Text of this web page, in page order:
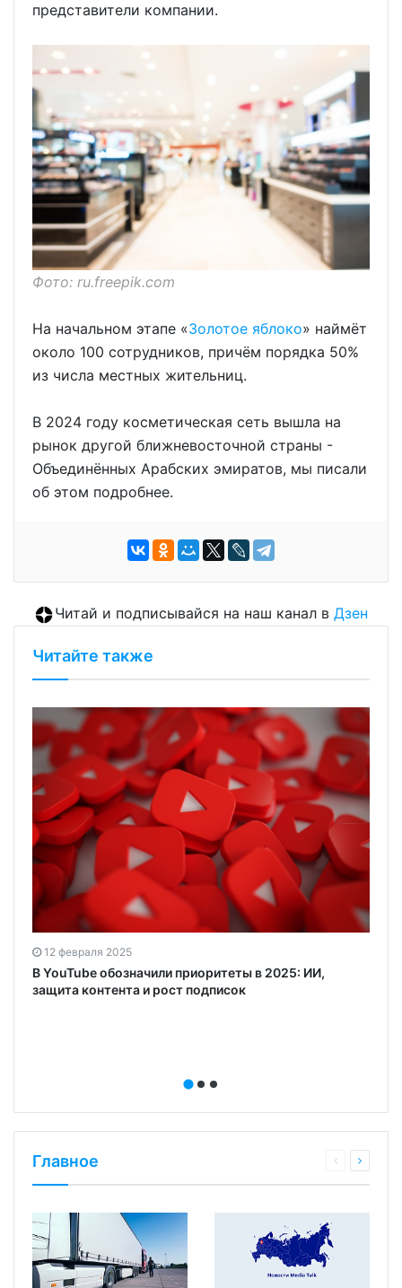
представители компании.
Фото: ru.freepik.com
На начальном этапе «Золотое яблоко» наймёт
около 100 сотрудников, причём порядка 50%
из числа местных жительниц.
В 2024 году косметическая сеть вышла на
рынок другой ближневосточной страны -
Объединённых Арабских эмиратов, мы писали
об этом подробнее.
Читай и подписывайся на наш канал в Дзен
Читайте также
12 февраля 2025
В YouTube обозначили приоритеты в 2025: ИИ,
защита контента и рост подписок
Главное